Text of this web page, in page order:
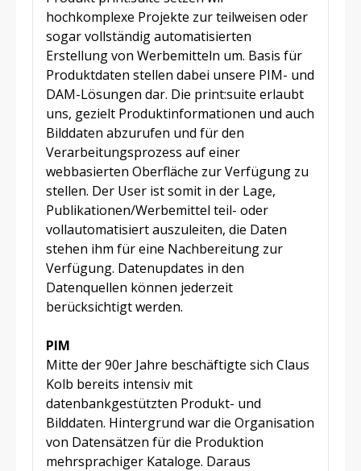
hochkomplexe Projekte zur teilweisen oder
sogar vollständig automatisierten
Erstellung von Werbemitteln um. Basis für
Produktdaten stellen dabei unsere PIM- und
DAM-Lösungen dar. Die print:suite erlaubt
uns, gezielt Produktinformationen und auch
Bilddaten abzurufen und für den
Verarbeitungsprozess auf einer
webbasierten Oberfläche zur Verfügung zu
stellen. Der User ist somit in der Lage,
Publikationen/Werbemittel teil- oder
vollautomatisiert auszuleiten, die Daten
stehen ihm für eine Nachbereitung zur
Verfügung. Datenupdates in den
Datenquellen können jederzeit
berücksichtigt werden.
PIM
Mitte der 90er Jahre beschäftigte sich Claus
Kolb bereits intensiv mit
datenbankgestützten Produkt- und
Bilddaten. Hintergrund war die Organisation
von Datensätzen für die Produktion
mehrsprachiger Kataloge. Daraus